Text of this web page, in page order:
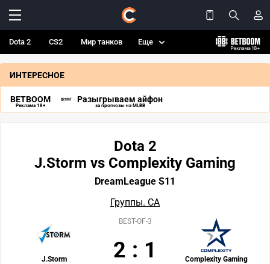
Dota 2 CS2 Мир танков Еще
ИНТЕРЕСНОЕ
BETBOOM
Реклама 18+
Разыгрываем айфон
за прогнозы на MLBB
Dota 2
J.Storm vs Complexity Gaming
DreamLeague S11
Группы. СА
J.Storm Complexity Gaming
BEST-OF-3
2 : 1